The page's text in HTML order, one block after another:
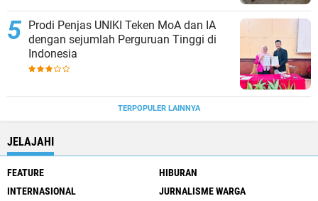
Prodi Penjas UNIKI Teken MoA dan IA
dengan sejumlah Perguruan Tinggi di
Indonesia
TERPOPULER LAINNYA
JELAJAHI
FEATURE
HIBURAN
INTERNASIONAL
JURNALISME WARGA